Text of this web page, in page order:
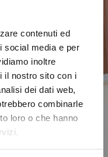
contenuti ed
social media e per
inoltre
il nostro sito con i
dei dati web,
combinarle
loro o che hanno